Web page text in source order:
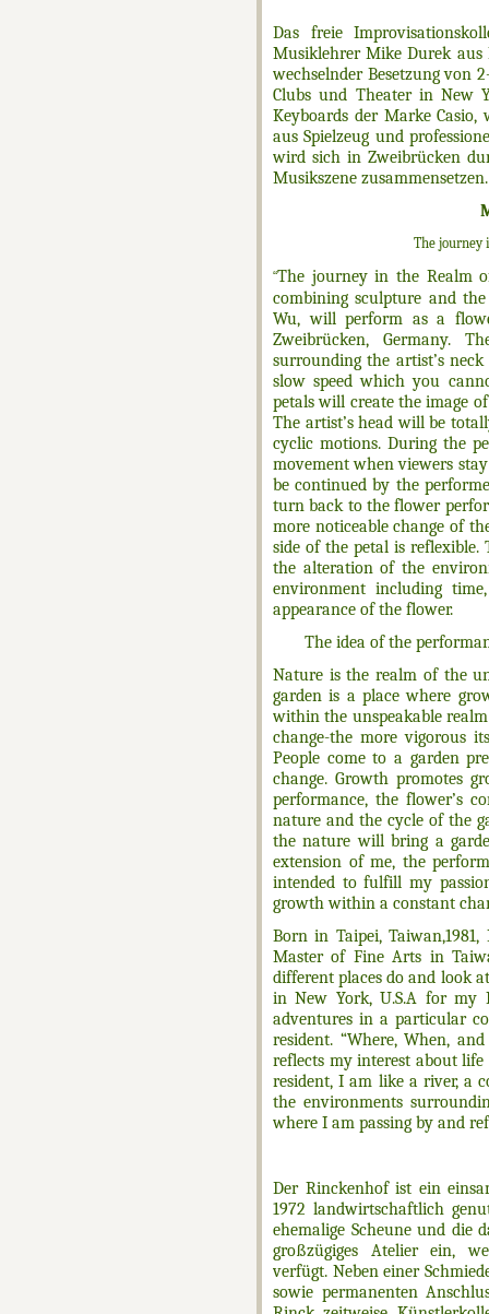
Das freie
Musiklehrer Mike Durek aus
wechselnder Besetzung von
Clubs und Theater in New
Keyboards der Marke
aus Spielzeug und
wird sich in Zweibrücken
Musikszene zusammensetzen.
The journey
“The journey in the Realm
combining sculpture and
Wu, will perform as a
Zweibrücken, Germany.
surrounding the artist’s
slow speed which you
petals will create the image
The artist’s head will be
cyclic motions. During the
movement when viewers
be continued by the
turn back to the flower
more noticeable change of
side of the petal is reflexible.
the alteration of the
environment including
appearance of the flower.
The idea of the
Nature is the realm of the
garden is a place where
within the unspeakable
change-the more vigorous
People come to a garden
change. Growth promotes
performance, the flower’s
nature and the cycle of the
the nature will bring a
extension of me, the
intended to fulfill my
growth within a constant
Born in Taipei,
Master of Fine Arts in
different places do and look
in New York, U.S.A for my
adventures in a particular
resident. “Where, When,
reflects my interest about
resident, I am like a river, a
the environments
where I am passing by and
Der Rinckenhof ist ein
1972 landwirtschaftlich
ehemalige Scheune und die
großzügiges Atelier ein,
verfügt. Neben einer
sowie permanenten